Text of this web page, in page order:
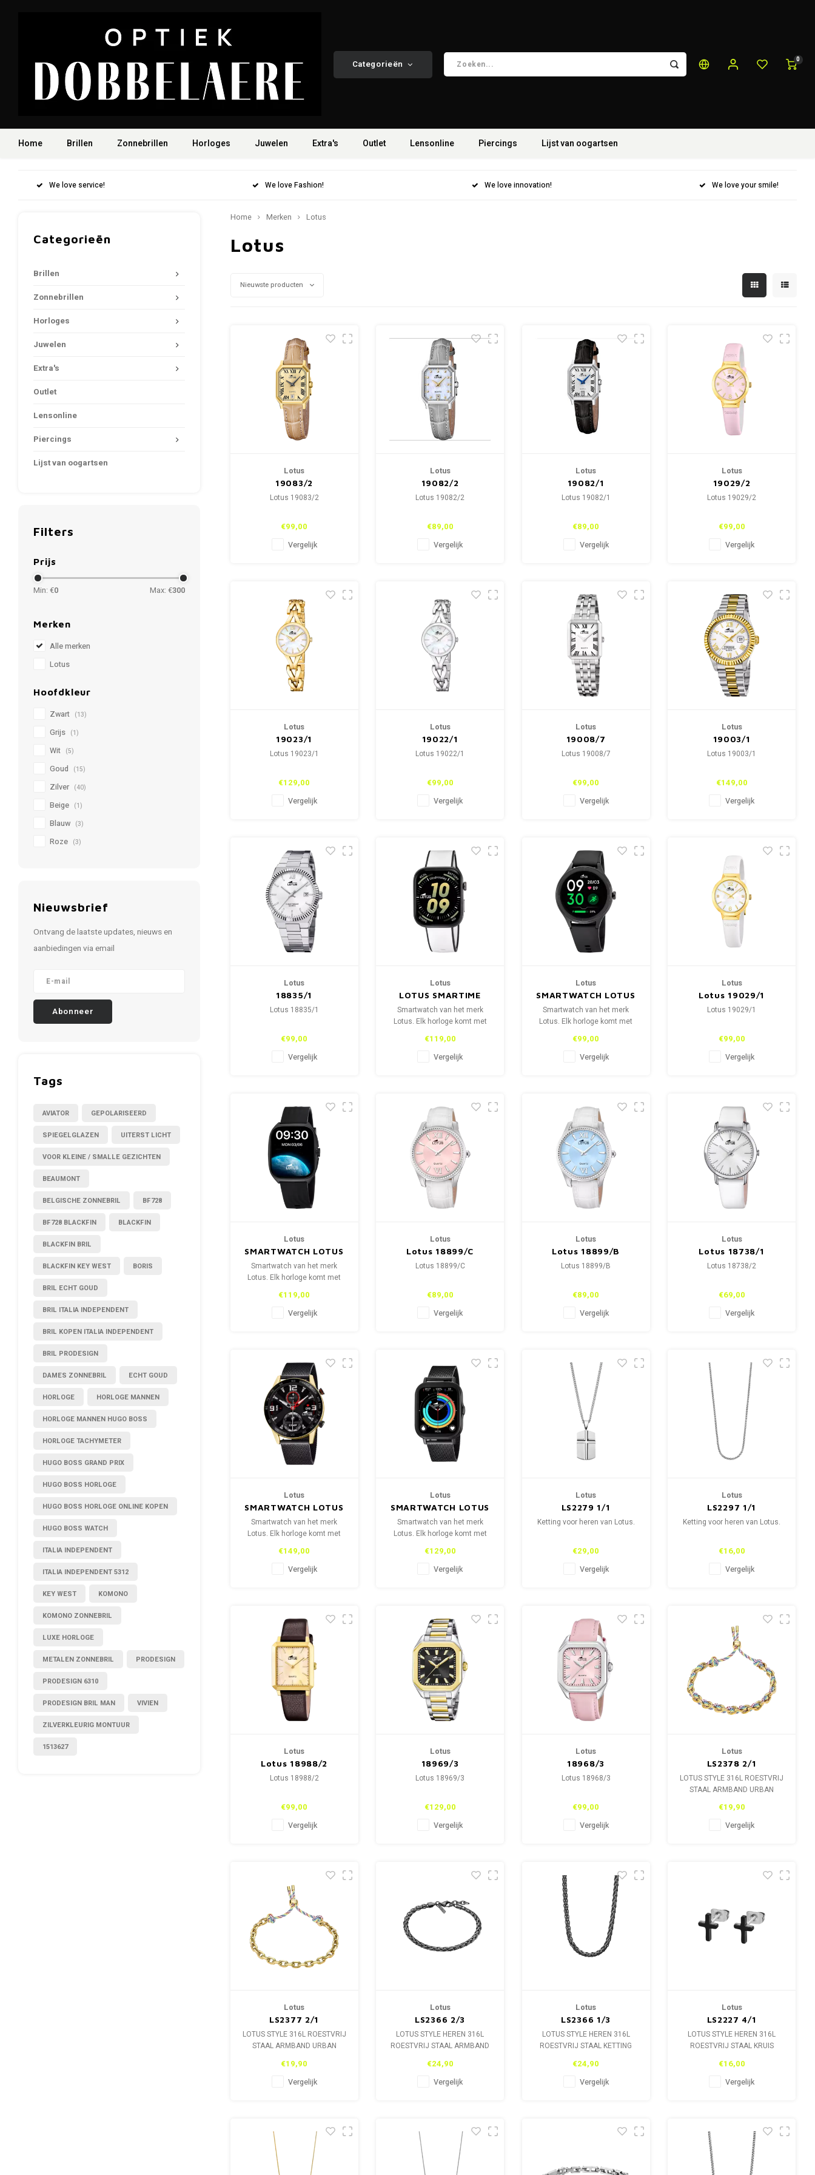
Categorieën 0
Home Brillen Zonnebrillen Horloges Juwelen Extra's Outlet Lensonline Piercings Lijst van oogartsen
We love service! We love Fashion! We love innovation! We love your smile!
Categorieën
Brillen
Zonnebrillen
Horloges
Juwelen
Extra's
Outlet
Lensonline
Piercings
Lijst van oogartsen
Filters
Prijs
Min: €0 Max: €300
Merken
Alle merken
Lotus
Hoofdkleur
Zwart (13)
Grijs (1)
Wit (5)
Goud (15)
Zilver (40)
Beige (1)
Blauw (3)
Roze (3)
Nieuwsbrief
Ontvang de laatste updates, nieuws en
aanbiedingen via email
Abonneer
Tags
AVIATOR GEPOLARISEERD
SPIEGELGLAZEN UITERST LICHT
VOOR KLEINE / SMALLE GEZICHTEN
BEAUMONT
BELGISCHE ZONNEBRIL BF728
BF728 BLACKFIN BLACKFIN
BLACKFIN BRIL
BLACKFIN KEY WEST BORIS
BRIL ECHT GOUD
BRIL ITALIA INDEPENDENT
BRIL KOPEN ITALIA INDEPENDENT
BRIL PRODESIGN
DAMES ZONNEBRIL ECHT GOUD
HORLOGE HORLOGE MANNEN
HORLOGE MANNEN HUGO BOSS
HORLOGE TACHYMETER
HUGO BOSS GRAND PRIX
HUGO BOSS HORLOGE
HUGO BOSS HORLOGE ONLINE KOPEN
HUGO BOSS WATCH
ITALIA INDEPENDENT
ITALIA INDEPENDENT 5312
KEY WEST KOMONO
KOMONO ZONNEBRIL
LUXE HORLOGE
METALEN ZONNEBRIL PRODESIGN
PRODESIGN 6310
PRODESIGN BRIL MAN VIVIEN
ZILVERKLEURIG MONTUUR
1513627
Home Merken Lotus
Lotus
Nieuwste producten
Lotus
19083/2
Lotus 19083/2
€99,00
Vergelijk
Lotus
19082/2
Lotus 19082/2
€89,00
Vergelijk
Lotus
19082/1
Lotus 19082/1
€89,00
Vergelijk
Lotus
19029/2
Lotus 19029/2
€99,00
Vergelijk
Lotus
19023/1
Lotus 19023/1
€129,00
Vergelijk
Lotus
19022/1
Lotus 19022/1
€99,00
Vergelijk
Lotus
19008/7
Lotus 19008/7
€99,00
Vergelijk
Lotus
19003/1
Lotus 19003/1
€149,00
Vergelijk
Lotus
18835/1
Lotus 18835/1
€99,00
Vergelijk
Lotus
LOTUS SMARTIME
SMARTWATCH
50214/2
Smartwatch van het merk
Lotus. Elk horloge komt met
€119,00
Vergelijk
Lotus
SMARTWATCH LOTUS
SMARTIME 50202/1
Smartwatch van het merk
Lotus. Elk horloge komt met
€99,00
Vergelijk
Lotus
Lotus 19029/1
Lotus 19029/1
€99,00
Vergelijk
Lotus
SMARTWATCH LOTUS
50212/1
Smartwatch van het merk
Lotus. Elk horloge komt met
ene stainless steel en de
andere rubber om te sporten.
€119,00
Vergelijk
Lotus
Lotus 18899/C
Lotus 18899/C
€89,00
Vergelijk
Lotus
Lotus 18899/B
Lotus 18899/B
€89,00
Vergelijk
Lotus
Lotus 18738/1
Lotus 18738/2
€69,00
Vergelijk
Lotus
SMARTWATCH LOTUS
50019/1
Smartwatch van het merk
Lotus. Elk horloge komt met
ene stainless steel en de
andere rubber om te sporten.
€149,00
Vergelijk
Lotus
SMARTWATCH LOTUS
50046/1
Smartwatch van het merk
Lotus. Elk horloge komt met
ene stainless steel en de
andere rubber om te sporten.
€129,00
Vergelijk
Lotus
LS2279 1/1
Ketting voor heren van Lotus.
€29,00
Vergelijk
Lotus
LS2297 1/1
Ketting voor heren van Lotus.
€16,00
Vergelijk
Lotus
Lotus 18988/2
Lotus 18988/2
€99,00
Vergelijk
Lotus
18969/3
Lotus 18969/3
€129,00
Vergelijk
Lotus
18968/3
Lotus 18968/3
€99,00
Vergelijk
Lotus
LS2378 2/1
LOTUS STYLE 316L ROESTVRIJ
STAAL ARMBAND URBAN
€19,90
Vergelijk
Lotus
LS2377 2/1
LOTUS STYLE 316L ROESTVRIJ
STAAL ARMBAND URBAN
€19,90
Vergelijk
Lotus
LS2366 2/3
LOTUS STYLE HEREN 316L
ROESTVRIJ STAAL ARMBAND
€24,90
Vergelijk
Lotus
LS2366 1/3
LOTUS STYLE HEREN 316L
ROESTVRIJ STAAL KETTING
€24,90
Vergelijk
Lotus
LS2227 4/1
LOTUS STYLE HEREN 316L
ROESTVRIJ STAAL KRUIS
€16,00
Vergelijk